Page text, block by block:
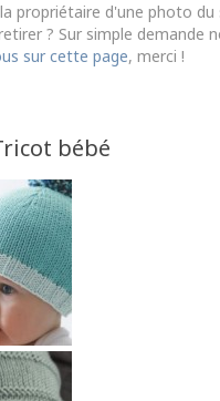
propriétaire d'une photo du
? Sur simple demande
sur cette page, merci !
bébé